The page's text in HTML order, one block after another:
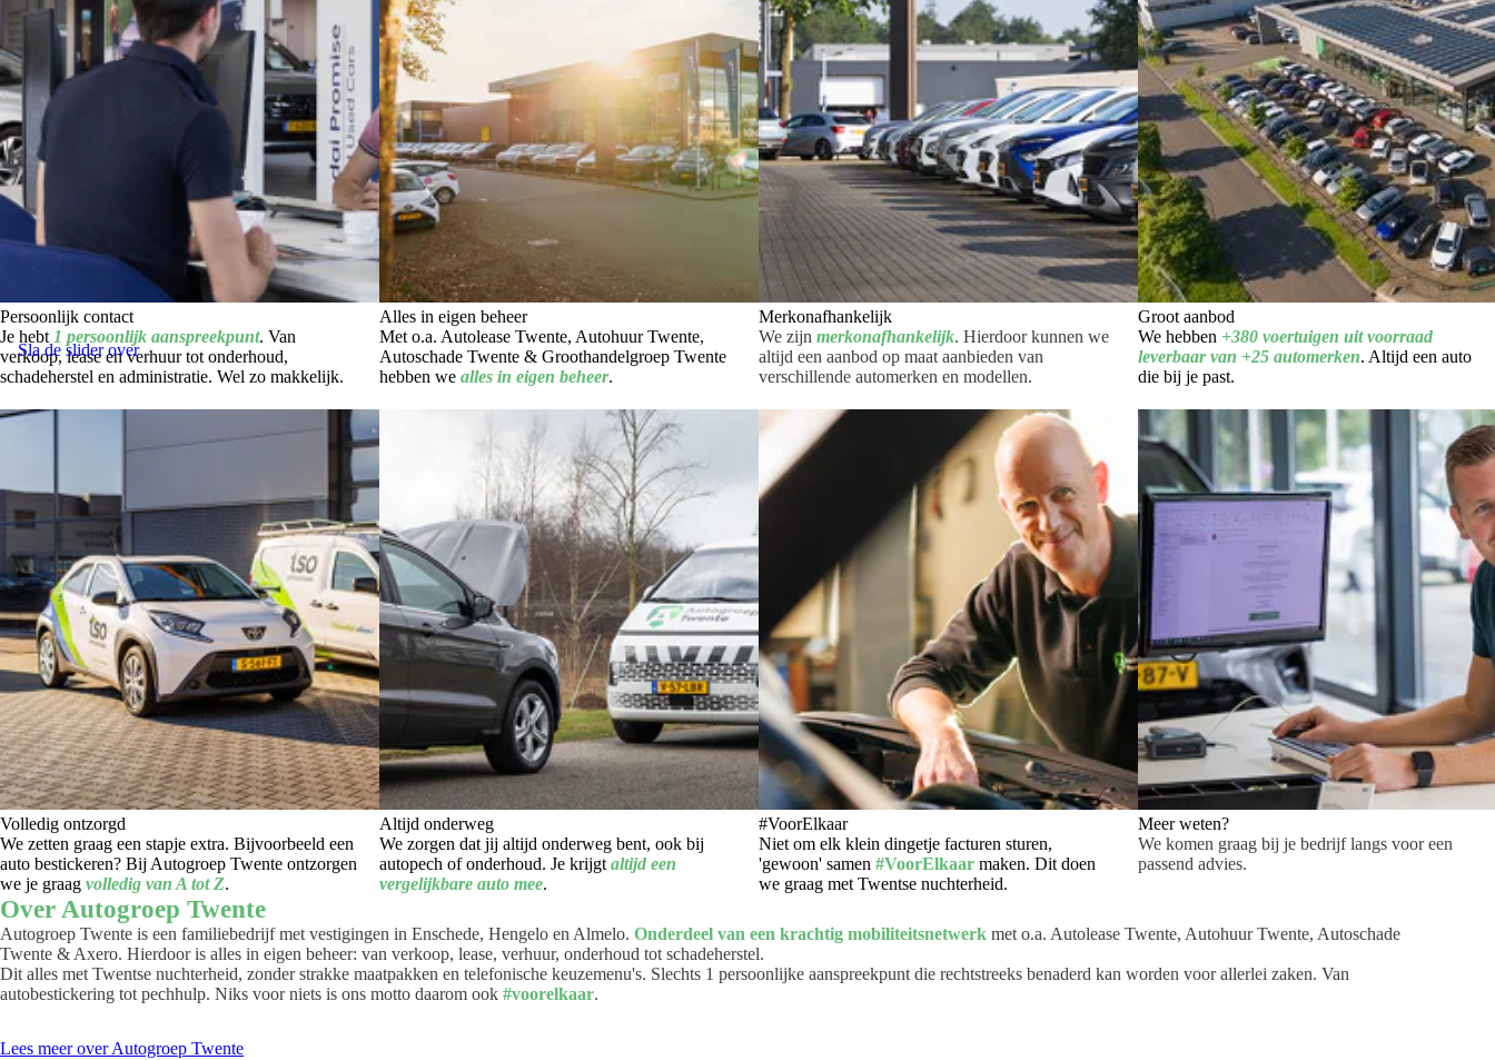
Persoonlijk contact
Je hebt 1 persoonlijk aanspreekpunt. Van
verkoop, lease en verhuur tot onderhoud,
schadeherstel en administratie. Wel zo makkelijk.
Alles in eigen beheer
Met o.a. Autolease Twente, Autohuur Twente,
Autoschade Twente & Groothandelgroep Twente
hebben we alles in eigen beheer.
Merkonafhankelijk
We zijn merkonafhankelijk. Hierdoor kunnen we
altijd een aanbod op maat aanbieden van
verschillende automerken en modellen.
Groot aanbod
We hebben +380 voertuigen uit voorraad
leverbaar van +25 automerken. Altijd een auto
die bij je past.
Sla de slider over
Volledig ontzorgd
We zetten graag een stapje extra. Bijvoorbeeld een
auto bestickeren? Bij Autogroep Twente ontzorgen
we je graag volledig van A tot Z.
Altijd onderweg
We zorgen dat jij altijd onderweg bent, ook bij
autopech of onderhoud. Je krijgt altijd een
vergelijkbare auto mee.
#VoorElkaar
Niet om elk klein dingetje facturen sturen,
'gewoon' samen #VoorElkaarmaken. Dit doen
we graag met Twentse nuchterheid.
Meer weten?
We komen graag bij je bedrijf langs voor een
passend advies.
Over Autogroep Twente
Autogroep Twente is een familiebedrijf met vestigingen in Enschede, Hengelo en Almelo. Onderdeel van een krachtig mobiliteitsnetwerk met o.a. Autolease Twente, Autohuur Twente, Autoschade
Twente & Axero. Hierdoor is alles in eigen beheer: van verkoop, lease, verhuur, onderhoud tot schadeherstel.
Dit alles met Twentse nuchterheid, zonder strakke maatpakken en telefonische keuzemenu's. Slechts 1 persoonlijke aanspreekpunt die rechtstreeks benaderd kan worden voor allerlei zaken. Van
autobestickering tot pechhulp. Niks voor niets is ons motto daarom ook #voorelkaar.
Lees meer over Autogroep Twente